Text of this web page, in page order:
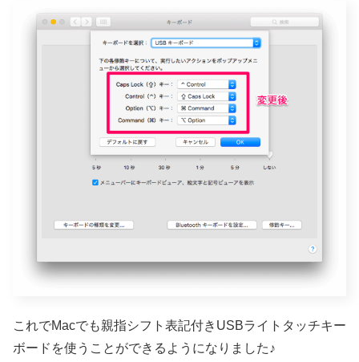
これでMacでも親指シフト表記付きUSBライトタッチキー
ボードを使うことができるようになりました♪